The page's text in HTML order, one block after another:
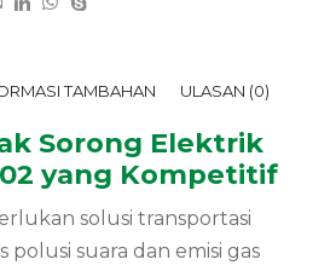
TAMBAHAN ULASAN (0)
Sorong Elektrik
yang Kompetitif
solusi transportasi
polusi suara dan emisi gas